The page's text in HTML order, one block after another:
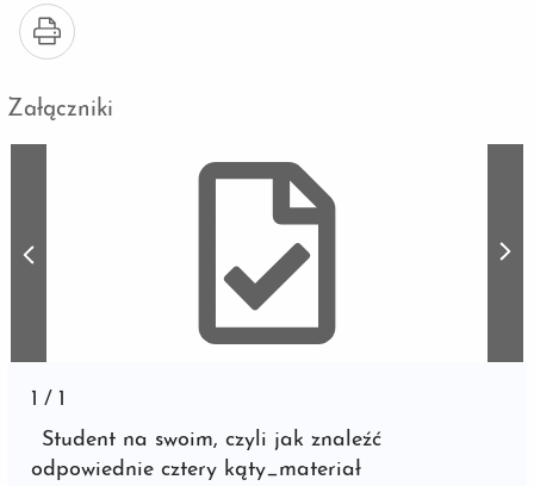
Załączniki
1 / 1
Student na swoim, czyli jak znaleźć
odpowiednie cztery kąty_materiał